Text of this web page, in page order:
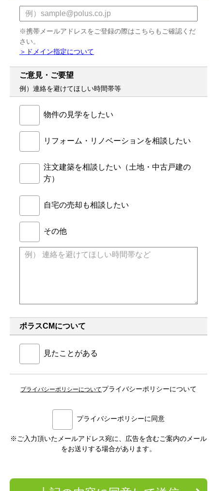
※携帯メールアドレスをご登録の際はこちらもご確認くだ
さい。
＞ドメイン指定について
ご意見・ご要望
例）連絡を避けてほしい時間帯等
物件の見学をしたい
リフォーム・リノベーションを相談したい
注文建築を相談したい（土地・中古戸建の
方）
自宅の売却も相談したい
その他
ポラスCMについて
見たことがある
プライバシーポリシーについてプライバシーポリシーについて
プライバシーポリシーに同意
※ご入力頂いたメールアドレス宛に、広告を含むご案内のメール
をお送りする場合があります。